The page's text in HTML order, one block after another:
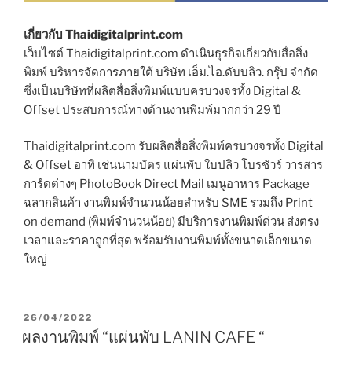
เกี่ยวกับ Thaidigitalprint.com
เว็บไซต์ Thaidigitalprint.com ดำเนินธุรกิจเกี่ยวกับสื่อสิ่ง
พิมพ์ บริหารจัดการภายใต้ บริษัท เอ็ม.ไอ.ดับบลิว. กรุ๊ป จำกัด
ซึ่งเป็นบริษัทที่ผลิตสื่อสิ่งพิมพ์แบบครบวงจรทั้ง Digital &
Offset ประสบการณ์ทางด้านงานพิมพ์มากกว่า 29 ปี
Thaidigitalprint.com รับผลิตสื่อสิ่งพิมพ์ครบวงจรทั้ง Digital
& Offset อาทิ เช่นนามบัตร แผ่นพับ ใบปลิว โบรชัวร์ วารสาร
การ์ดต่างๆ PhotoBook Direct Mail เมนูอาหาร Package
ฉลากสินค้า งานพิมพ์จำนวนน้อยสำหรับ SME รวมถึง Print
on demand (พิมพ์จำนวนน้อย) มีบริการงานพิมพ์ด่วน ส่งตรง
เวลาและราคาถูกที่สุด พร้อมรับงานพิมพ์ทั้งขนาดเล็กขนาด
ใหญ่
P
S
26/04/2022
ผลงานพิมพ์ “แผ่นพับ LANIN CAFE “